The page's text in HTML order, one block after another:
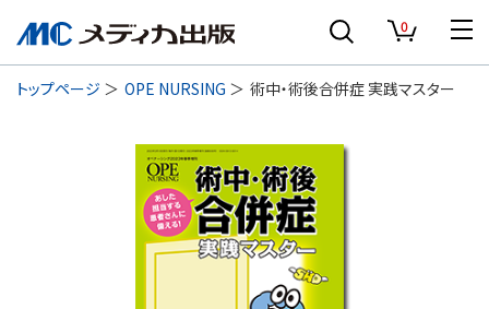
0
トップページ OPE NURSING 術中・術後合併症 実践マスター